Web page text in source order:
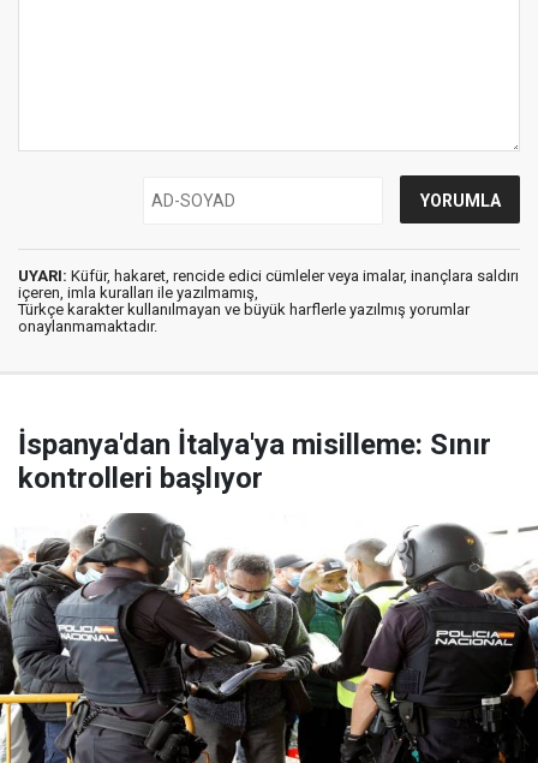
UYARI: Küfür, hakaret, rencide edici cümleler veya imalar, inançlara saldırı
içeren, imla kuralları ile yazılmamış,
Türkçe karakter kullanılmayan ve büyük harflerle yazılmış yorumlar
onaylanmamaktadır.
İspanya'dan İtalya'ya misilleme: Sınır
kontrolleri başlıyor